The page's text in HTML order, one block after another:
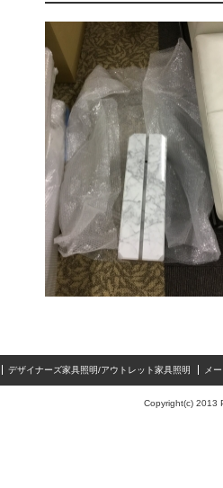
デザイナーズ家具照明/アウトレット家具照明 メ
Copyright(c) 2013